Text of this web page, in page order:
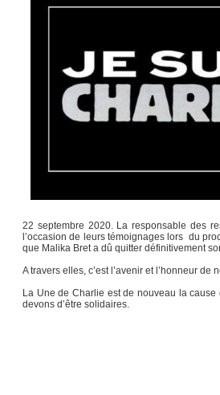
22 septembre 2020. La responsable des
l’occasion de leurs témoignages lors du
que Malika Bret a dû quitter définitivement
A travers elles, c’est l’avenir et l’honneur
La Une de Charlie est de nouveau la
devons d’être solidaires.